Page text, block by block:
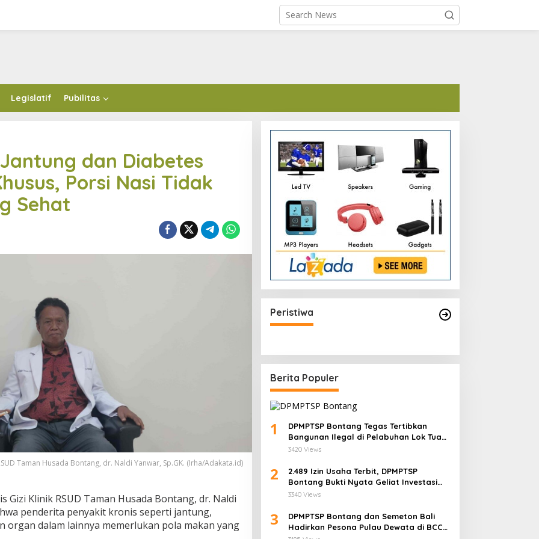
Legislatif Pubilitas
dan Diabetes
Porsi Nasi Tidak
Sehat
Taman Husada Bontang, dr. Naldi Yanwar, Sp.GK. (Irha/Adakata.id)
Gizi Klinik RSUD Taman Husada Bontang, dr. Naldi
penderita penyakit kronis seperti jantung,
organ dalam lainnya memerlukan pola makan yang
Peristiwa
Kapolri Sigit Minta Jajarannya
Arahan Presiden Jokowi
Berita Populer
1
DPMPTSP Bontang Tegas Tertibkan
Bangunan Ilegal di Pelabuhan Lok Tuan:
“Aset Negara Tak Boleh Dikuasai!”
3420 Views
2
2.489 Izin Usaha Terbit, DPMPTSP
Bontang Bukti Nyata Geliat Investasi
Semakin Terpercaya
3340 Views
3
DPMPTSP Bontang dan Semeton Bali
Hadirkan Pesona Pulau Dewata di BCC